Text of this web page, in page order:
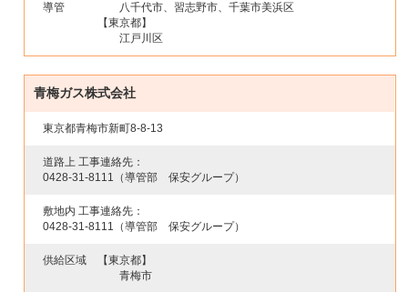
導管
八千代市、習志野市、千葉市美浜区
【東京都】
江戸川区
青梅ガス株式会社
東京都青梅市新町8-8-13
道路上 工事連絡先：
0428-31-8111 （導管部 保安グループ）
敷地内 工事連絡先：
0428-31-8111 （導管部 保安グループ）
供給区域
【東京都】
青梅市